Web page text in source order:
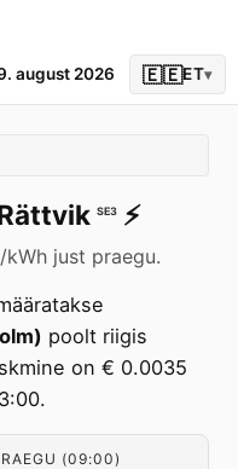
august 2026 🇪🇪ET▾
SE3 ⚡️
just praegu.
poolt riigis
on € 0.0035
(09:00)